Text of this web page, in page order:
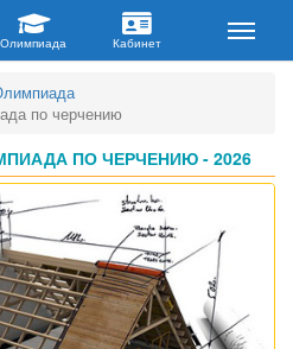
по черчению
ПО ЧЕРЧЕНИЮ - 2026